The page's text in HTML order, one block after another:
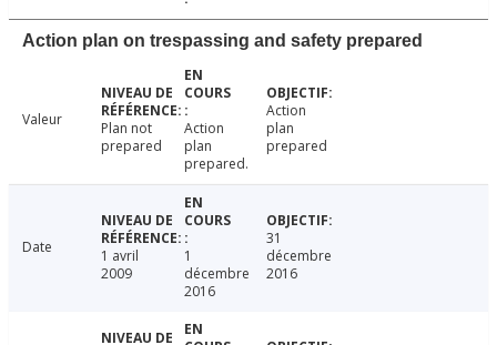
Action plan on trespassing and safety prepared
Valeur
Plan not
prepared
Action
plan
prepared.
Action
plan
prepared
Date
1 avril
2009
1
décembre
2016
31
décembre
2016